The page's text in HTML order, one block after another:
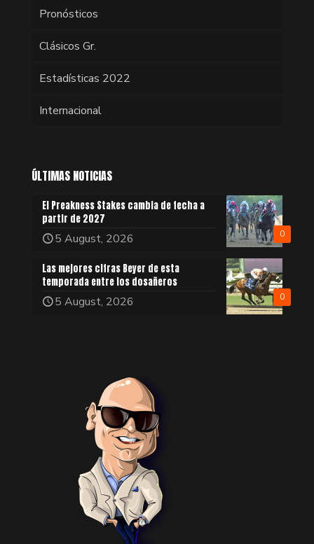
Pronósticos
Clásicos Gr.
Estadísticas 2022
Internacional
ÚLTIMAS NOTICIAS
0
El Preakness Stakes cambia de fecha a
partir de 2027
5 August, 2026
0
Las mejores cifras Beyer de esta
temporada entre los dosañeros
5 August, 2026